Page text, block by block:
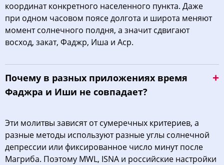
координат конкретного населенного пункта. Даже
при одном часовом поясе долгота и широта меняют
момент солнечного полдня, а значит сдвигают
восход, закат, Фаджр, Иша и Аср.
Почему в разных приложениях время
Фаджра и Иши не совпадает?
Эти молитвы зависят от сумеречных критериев, а
разные методы используют разные углы солнечной
депрессии или фиксированное число минут после
Магриба. Поэтому MWL, ISNA и российские настройки